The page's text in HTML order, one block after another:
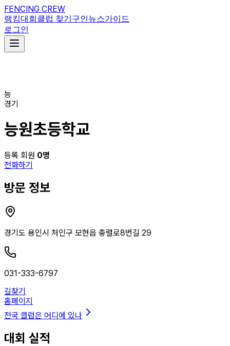
FENCING CREW
랭킹대회 클럽 찾기 구인뉴스가이드
로그인
능
경기
능원초등학교
등록 회원 0명
전화하기
방문 정보
경기도 용인시 처인구 모현읍 충렬로8번길 29
031-333-6797
길찾기
홈페이지
전국 클럽은 어디에 있나
대회 실적